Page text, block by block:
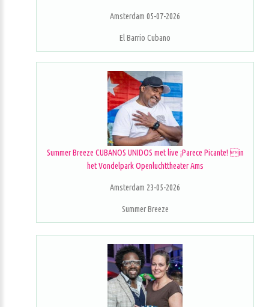
Amsterdam 05-07-2026
El Barrio Cubano
Summer Breeze CUBANOS UNIDOS met live ¡Parece Picante! in
het Vondelpark Openluchttheater Ams
Amsterdam 23-05-2026
Summer Breeze